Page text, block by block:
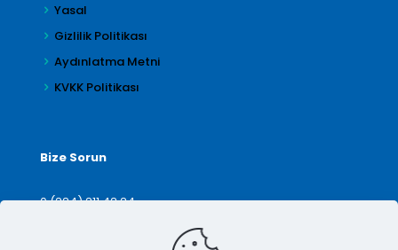
Yasal
Gizlilik Politikası
Aydınlatma Metni
KVKK Politikası
Bize Sorun
0 (224) 211 42 24